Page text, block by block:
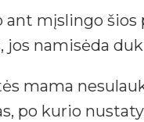
mįslingo
jos namisėda
mama
po kurio